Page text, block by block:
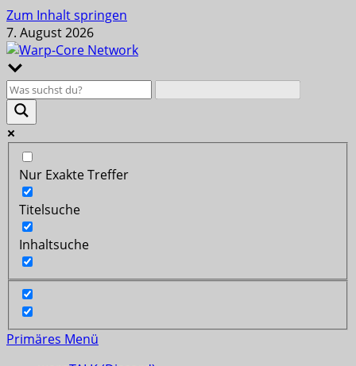
Zum Inhalt springen
7. August 2026
Nur Exakte Treffer
Titelsuche
Inhaltsuche
Primäres Menü